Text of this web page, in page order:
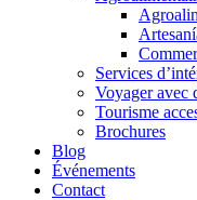
Services
Voyager avec
Tourisme
Brochures
Blog
Événements
Contact